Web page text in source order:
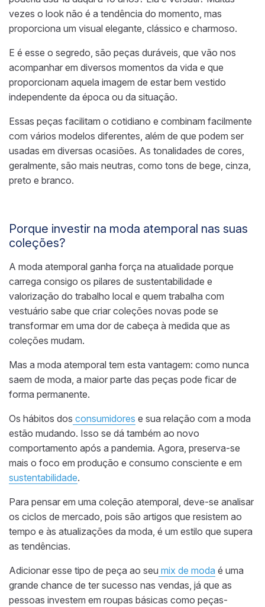
vezes o look não é a tendência do momento, mas
proporciona um visual elegante, clássico e charmoso.
E é esse o segredo, são peças duráveis, que vão nos
acompanhar em diversos momentos da vida e que
proporcionam aquela imagem de estar bem vestido
independente da época ou da situação.
Essas peças facilitam o cotidiano e combinam facilmente
com vários modelos diferentes, além de que podem ser
usadas em diversas ocasiões. As tonalidades de cores,
geralmente, são mais neutras, como tons de bege, cinza,
preto e branco.
Porque investir na moda atemporal nas suas
coleções?
A moda atemporal ganha força na atualidade porque
carrega consigo os pilares de sustentabilidade e
valorização do trabalho local e quem trabalha com
vestuário sabe que criar coleções novas pode se
transformar em uma dor de cabeça à medida que as
coleções mudam.
Mas a moda atemporal tem esta vantagem: como nunca
saem de moda, a maior parte das peças pode ficar de
forma permanente.
Os hábitos dos consumidores e sua relação com a moda
estão mudando. Isso se dá também ao novo
comportamento após a pandemia. Agora, preserva-se
mais o foco em produção e consumo consciente e em
sustentabilidade.
Para pensar em uma coleção atemporal, deve-se analisar
os ciclos de mercado, pois são artigos que resistem ao
tempo e às atualizações da moda, é um estilo que supera
as tendências.
Adicionar esse tipo de peça ao seu mix de moda é uma
grande chance de ter sucesso nas vendas, já que as
pessoas investem em roupas básicas como peças-